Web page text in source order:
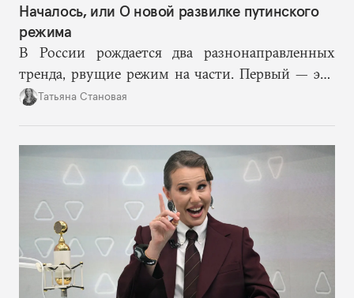
Началось, или О новой развилке путинского
режима
В России рождается два разнонаправленных
тренда, рвущие режим на части. Первый — это
путинская логика войны, где эскалация влечет за
возможностей, на компетентность в принятии
решений и адекватное целеполагание.
Татьяна Становая